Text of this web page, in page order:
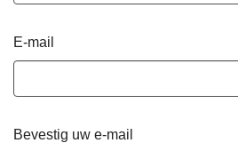
E-mail
Bevestig uw e-mail